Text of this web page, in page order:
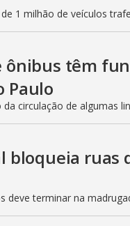
1 milhão de veículos
ônibus têm
Paulo
circulação de algumas
bloqueia ruas
deve terminar na